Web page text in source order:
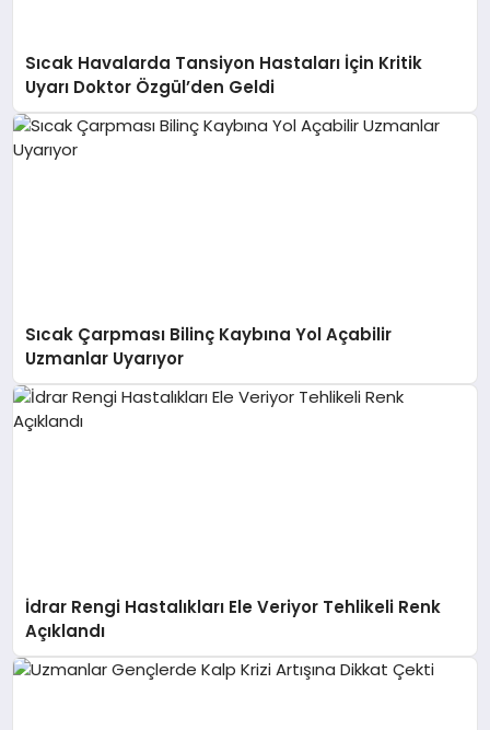
Sıcak Havalarda Tansiyon Hastaları İçin Kritik
Uyarı Doktor Özgül’den Geldi
Sıcak Çarpması Bilinç Kaybına Yol Açabilir
Uzmanlar Uyarıyor
İdrar Rengi Hastalıkları Ele Veriyor Tehlikeli Renk
Açıklandı